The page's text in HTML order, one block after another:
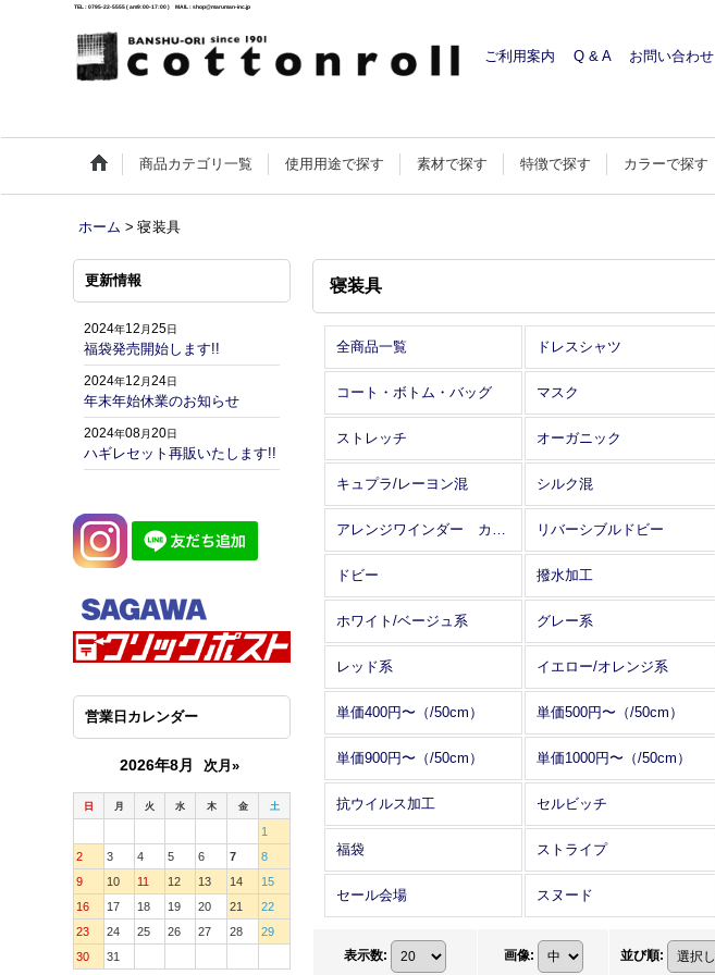
TEL : 0795-22-5555 ( am9:00-17:00 ) MAIL : shop@maruman-inc.jp
ご利用案内 Q & A お問い合わせ
商品カテゴリ一覧 使用用途で探す 素材で探す 特徴で探す カラーで探す
ホーム > 寝装具
更新情報
2024年12 月25日
福袋発売開始します!!
2024年12 月24日
年末年始休業のお知らせ
2024年08月20日
ハギレセット再販いたします!!
営業日カレンダー
2026年8月 次月»
日 月 火 水 木 金 土
1
2
3 4 5 6 7
8
9
10 11 12 13 14
15
16
17 18 19 20 21
22
23
24 25 26 27 28
29
30
31
寝装具
全商品一覧 ドレスシャツ
コート・ボトム・バッグ マスク
ストレッチ オーガニック
キュプラ/レーヨン混 シルク混
アレンジワインダー カットジャカード リバーシブルドビー
ドビー 撥水加工
ホワイト/ベージュ系 グレー系
レッド系 イエロー/オレンジ系
単価400円〜（/50cm） 単価500円〜（/50cm）
単価900円〜（/50cm） 単価1000円〜（/50cm）
抗ウイルス加工 セルビッチ
福袋 ストライプ
セール会場 スヌード
表示数: 画像: 並び順: